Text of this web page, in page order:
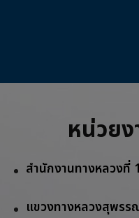
หน่วย
สำนักงานทางหลวง
แขวงทางหลวงสุพรร